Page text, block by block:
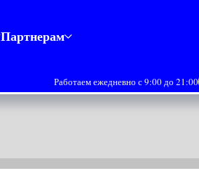
Партнерам
Работаем ежедневно с 9:00 до 21:00